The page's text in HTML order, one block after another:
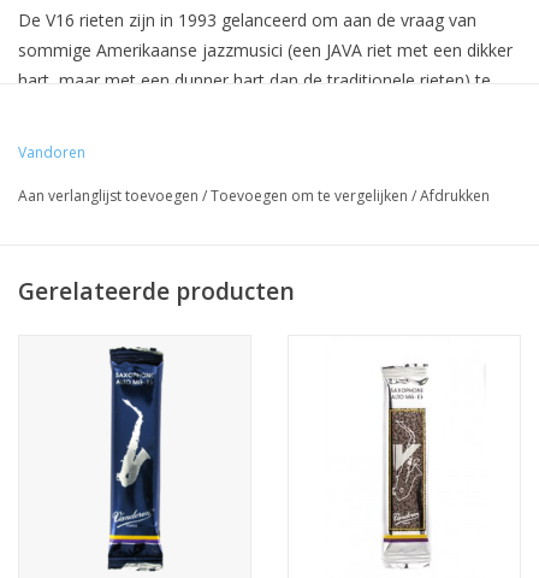
De V16 rieten zijn in 1993 gelanceerd om aan de vraag van
sommige Amerikaanse jazzmusici (een JAVA riet met een dikker
hart, maar met een dunner hart dan de traditionele rieten) te
spiegel dan de traditionele
muziekstijlen.
Vandoren
Aan verlanglijst toevoegen /Toevoegen om te vergelijken /Afdrukken
Gerelateerde producten